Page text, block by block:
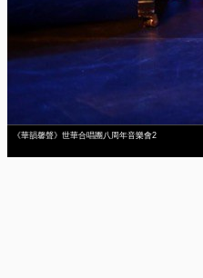
《華韻馨聲》世華合唱團八周年音樂會2